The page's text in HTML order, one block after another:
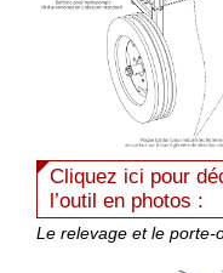
Cliquez ici pour
l’outil en photos :
Le relevage et le porte-